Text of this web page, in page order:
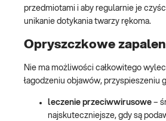
przedmiotami i aby regularnie je
unikanie dotykania twarzy rękoma.
Opryszczkowe
Nie ma możliwości całkowitego
łagodzeniu objawów, przyspieszeniu
leczenie przeciwwirusowe –
najskuteczniejsze, gdy są